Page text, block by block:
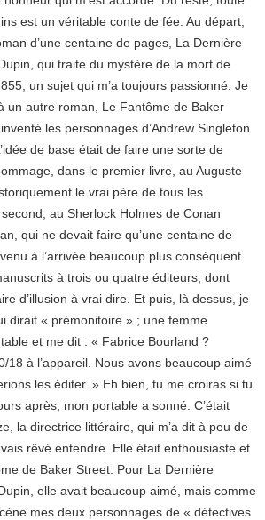
est un véritable conte de fée. Au départ,
d’une centaine de pages, La Dernière
qui traite du mystère de la mort de
un sujet qui m’a toujours passionné. Je
un autre roman, Le Fantôme de Baker
les personnages d’Andrew Singleton
de base était de faire une sorte de
dans le premier livre, au Auguste
le vrai père de tous les
au Sherlock Holmes de Conan
qui ne devait faire qu’une centaine de
à l’arrivée beaucoup plus conséquent.
à trois ou quatre éditeurs, dont
d’illusion à vrai dire. Et puis, là dessus, je
dirait « prémonitoire » ; une femme
et me dit : « Fabrice Bourland ?
18 à l’appareil. Nous avons beaucoup aimé
les éditer. » Eh bien, tu me croiras si tu
après, mon portable a sonné. C’était
la directrice littéraire, qui m’a dit à peu de
rêvé entendre. Elle était enthousiaste et
de Baker Street. Pour La Dernière
elle avait beaucoup aimé, mais comme
mes deux personnages de « détectives